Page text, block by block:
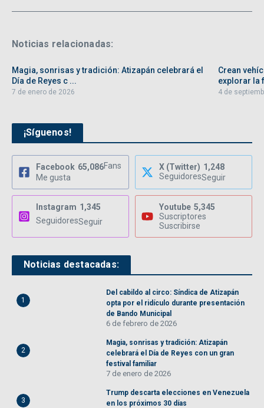
Noticias relacionadas:
Magia, sonrisas y tradición: Atizapán celebrará el
Día de Reyes c ...
7 de enero de 2026
Crean
explorar la
4 de
¡Síguenos!
Facebook 65,086Fans
Me gusta
X (Twitter) 1,248
SeguidoresSeguir
Instagram 1,345
SeguidoresSeguir
Youtube 5,345
Suscriptores
Suscribirse
Noticias destacadas:
1
Del cabildo al circo: Síndica de Atizapán
opta por el ridículo durante presentación
de Bando Municipal
6 de febrero de 2026
2
Magia, sonrisas y tradición: Atizapán
celebrará el Día de Reyes con un gran
festival familiar
7 de enero de 2026
3
Trump descarta elecciones en Venezuela
en los próximos 30 días